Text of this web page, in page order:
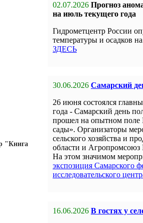
"Книга
02.07.2026 Прогноз
на июль текущего года
Гидрометцентр России
температуры и осадков
ЗДЕСЬ
30.06.2026 Самарский
26 июня состоялся
года - Самарский день
прошел на опытном
сады». Организаторы
сельского хозяйства и
области и
На этом значимом
экспозиция Самарского
исследовательского
16.06.2026 В гостях у